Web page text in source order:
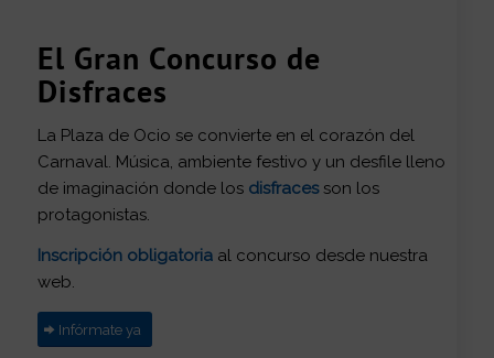
El Gran Concurso de
Disfraces
La Plaza de Ocio se convierte en el corazón del
Carnaval. Música, ambiente festivo y un desfile lleno
de imaginación donde los disfracesson los
protagonistas.
Inscripción obligatoriaal concurso desde nuestra
web.
Infórmate ya